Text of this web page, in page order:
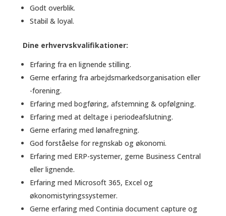
Godt overblik.
Stabil & loyal.
Dine erhvervskvalifikationer:
Erfaring fra en lignende stilling.
Gerne erfaring fra arbejdsmarkedsorganisation eller
-forening.
Erfaring med bogføring, afstemning & opfølgning.
Erfaring med at deltage i periodeafslutning.
Gerne erfaring med lønafregning.
God forståelse for regnskab og økonomi.
Erfaring med ERP-systemer, gerne Business Central
eller lignende.
Erfaring med Microsoft 365, Excel og
økonomistyringssystemer.
Gerne erfaring med Continia document capture og